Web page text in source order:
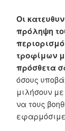
Οι
πρόληψη
τροφίμων
πρόσθετα
όσους
μιλήσουν
να τους